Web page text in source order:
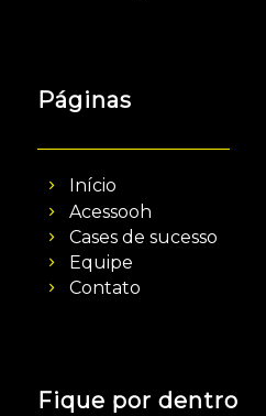
Páginas
Início
Acessooh
Cases de sucesso
Equipe
Contato
Fique por dentro